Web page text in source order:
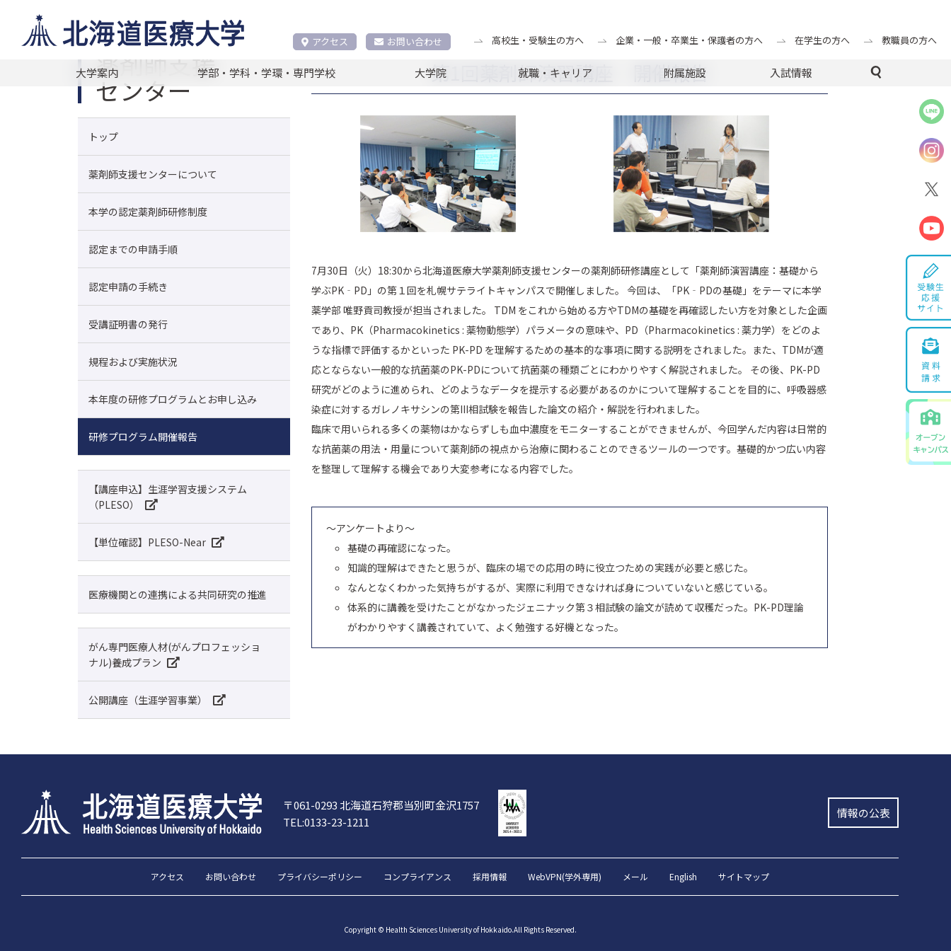
アクセス お問い合わせ 高校生・受験生の方へ 企業・一般・卒業生・保護者の方へ 在学生の方へ 教職員の方へ
大学案内 学部・学科・学環・専門学校 大学院 就職・キャリア 附属施設 入試情報
第1回薬剤師演習講座 開催報告
7月30日（火）18:30から北海道医療大学薬剤師支援センターの薬剤師研修講座として「薬剤師演習講座：基礎から
学ぶPK‐PD」の第１回を札幌サテライトキャンパスで開催しました。 今回は、「PK‐PDの基礎」をテーマに本学
薬学部 唯野貢司教授が担当されました。 TDM をこれから始める方やTDMの基礎を再確認したい方を対象とした企画
であり、PK（Pharmacokinetics : 薬物動態学）パラメータの意味や、PD（Pharmacokinetics : 薬力学）をどのよ
うな指標で評価するかといった PK-PD を理解するための基本的な事項に関する説明をされました。また、TDMが適
応とならない一般的な抗菌薬のPK-PDについて抗菌薬の種類ごとにわかりやすく解説されました。 その後、PK-PD
研究がどのように進められ、どのようなデータを提示する必要があるのかについて理解することを目的に、呼吸器感
染症に対するガレノキサシンの第III相試験を報告した論文の紹介・解説を行われました。
臨床で用いられる多くの薬物はかならずしも血中濃度をモニターすることができませんが、今回学んだ内容は日常的
な抗菌薬の用法・用量について薬剤師の視点から治療に関わることのできるツールの一つです。基礎的かつ広い内容
を整理して理解する機会であり大変参考になる内容でした。
～アンケートより～
基礎の再確認になった。
知識的理解はできたと思うが、臨床の場での応用の時に役立つための実践が必要と感じた。
なんとなくわかった気持ちがするが、実際に利用できなければ身についていないと感じている。
体系的に講義を受けたことがなかったジェニナック第３相試験の論文が読めて収穫だった。PK-PD理論
がわかりやすく講義されていて、よく勉強する好機となった。
薬剤師支援
センター
トップ
薬剤師支援センターについて
本学の認定薬剤師研修制度
認定までの申請手順
認定申請の手続き
受講証明書の発行
規程および実施状況
本年度の研修プログラムとお申し込み
研修プログラム開催報告
【講座申込】生涯学習支援システム
（PLESO）
【単位確認】PLESO-Near
医療機関との連携による共同研究の推進
がん専門医療人材(がんプロフェッショ
ナル)養成プラン
公開講座（生涯学習事業）
〒061-0293 北海道石狩郡当別町金沢1757
TEL:0133-23-1211
情報の公表
アクセス お問い合わせ プライバシーポリシー コンプライアンス 採用情報 WebVPN(学外専用) メール English サイトマップ
Copyright © Health Sciences University of Hokkaido.All Rights Reserved.